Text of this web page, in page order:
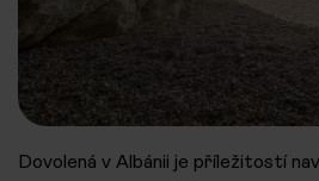
Dovolená v Albánii je příležitostí